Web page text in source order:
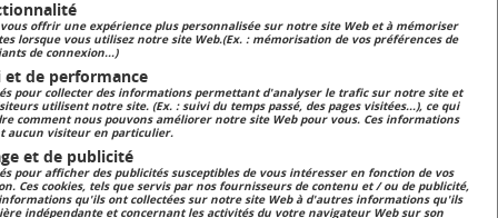
Agricole à
l’Elevage en fête
13 et 14
signature de ce
notamment de
œuvre un nouveau
vous offrir une expérience plus personnalisée sur notre site Web et à mémoriser
lorsque vous utilisez notre site Web.(Ex. : mémorisation de vos préférences de
de connexion...)
et de performance
pour collecter des informations permettant d'analyser le trafic sur notre site et
utilisent notre site. (Ex. : suivi du temps passé, des pages visitées...), ce qui
comment nous pouvons améliorer notre site Web pour vous. Ces informations
aucun visiteur en particulier.
et de publicité
pour afficher des publicités susceptibles de vous intéresser en fonction de vos
Ces cookies, tels que servis par nos fournisseurs de contenu et / ou de publicité,
qu'ils ont collectées sur notre site Web à d'autres informations qu'ils
indépendante et concernant les activités du votre navigateur Web sur son